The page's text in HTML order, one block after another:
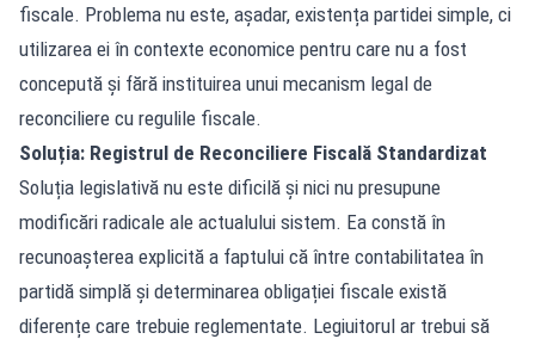
fiscale. Problema nu este, așadar, existența partidei simple, ci
utilizarea ei în contexte economice pentru care nu a fost
concepută și fără instituirea unui mecanism legal de
reconciliere cu regulile fiscale.
Soluția: Registrul de Reconciliere Fiscală Standardizat
Soluția legislativă nu este dificilă și nici nu presupune
modificări radicale ale actualului sistem. Ea constă în
recunoașterea explicită a faptului că între contabilitatea în
partidă simplă și determinarea obligației fiscale există
diferențe care trebuie reglementate. Legiuitorul ar trebui să